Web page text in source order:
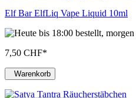
Elf Bar ElfLiq Vape Liquid 10ml
7,50 CHF*
Warenkorb